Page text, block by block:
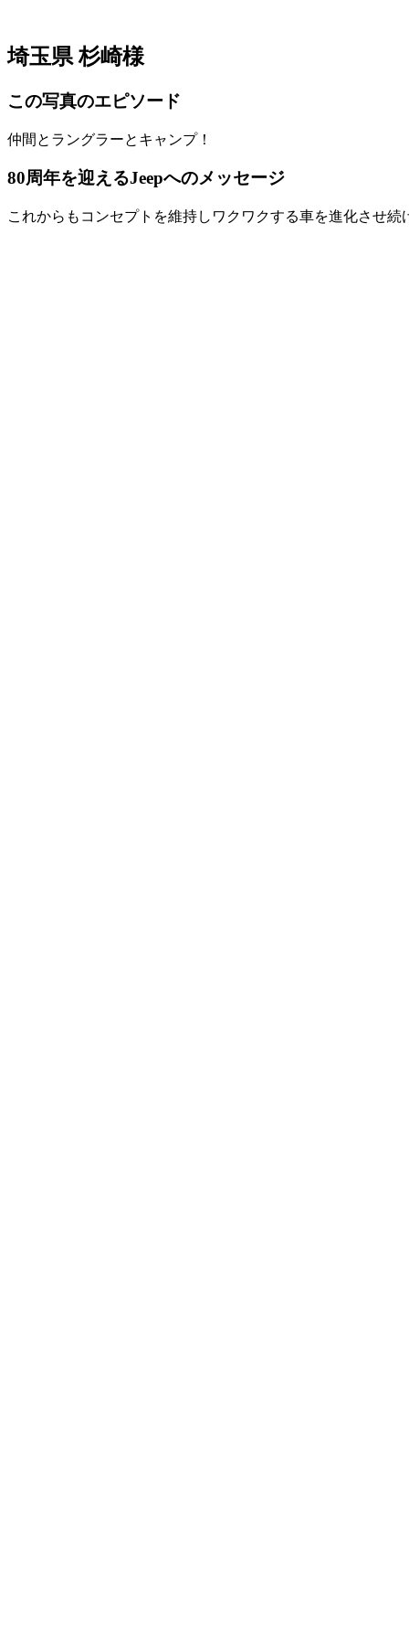
埼玉県 杉崎様
この写真のエピソード
仲間とラングラーとキャンプ！
80周年を迎えるJeepへのメッセージ
これからもコンセプトを維持しワクワクする車を進化させ続